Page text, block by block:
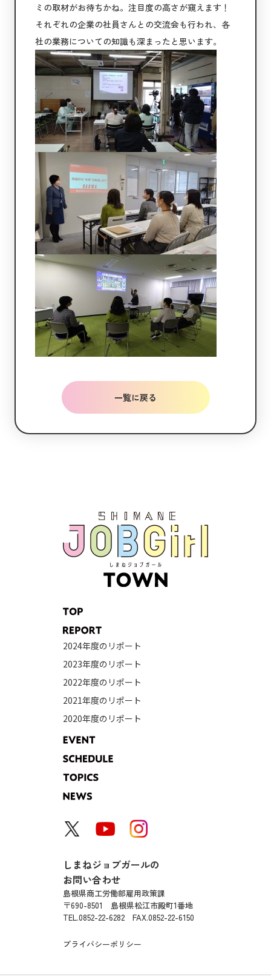
ミの取材がお待ちかね。注目度の高さが窺えます！
それぞれの企業の社員さんとの交流会も行われ、各
社の業務についての知識も深まったと思います。
一覧に戻る
2024年度のリポート
2023年度のリポート
2022年度のリポート
2021年度のリポート
2020年度のリポート
しまねジョブガールの
お問い合わせ
島根県商工労働部雇用政策課
〒690-8501 島根県松江市殿町1番地
TEL.0852-22-6282 FAX.0852-22-6150
プライバシーポリシー